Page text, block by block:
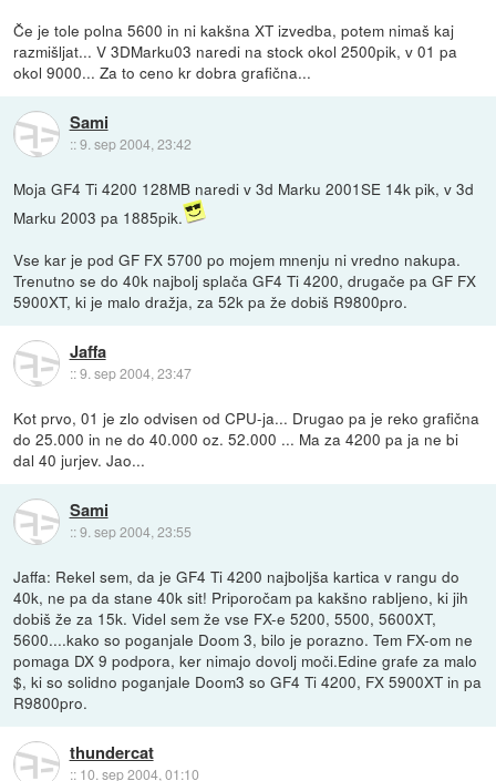
Če je tole polna 5600 in ni kakšna XT izvedba, potem nimaš kaj
razmišljat... V 3DMarku03 naredi na stock okol 2500pik, v 01 pa
okol 9000... Za to ceno kr dobra grafična...
Sami
::9. sep 2004, 23:42
Moja GF4 Ti 4200 128MB naredi v 3d Marku 2001SE 14k pik, v 3d
Marku 2003 pa 1885pik.
Vse kar je pod GF FX 5700 po mojem mnenju ni vredno nakupa.
Trenutno se do 40k najbolj splača GF4 Ti 4200, drugače pa GF FX
5900XT, ki je malo dražja, za 52k pa že dobiš R9800pro.
Jaffa
::9. sep 2004, 23:47
Kot prvo, 01 je zlo odvisen od CPU-ja... Drugao pa je reko grafična
do 25.000 in ne do 40.000 oz. 52.000 ... Ma za 4200 pa ja ne bi
dal 40 jurjev. Jao...
Sami
::9. sep 2004, 23:55
Jaffa: Rekel sem, da je GF4 Ti 4200 najboljša kartica v rangu do
40k, ne pa da stane 40k sit! Priporočam pa kakšno rabljeno, ki jih
dobiš že za 15k. Videl sem že vse FX-e 5200, 5500, 5600XT,
5600....kako so poganjale Doom 3, bilo je porazno. Tem FX-om ne
pomaga DX 9 podpora, ker nimajo dovolj moči.Edine grafe za malo
$, ki so solidno poganjale Doom3 so GF4 Ti 4200, FX 5900XT in pa
R9800pro.
thundercat
:: 10. sep 2004, 01:10